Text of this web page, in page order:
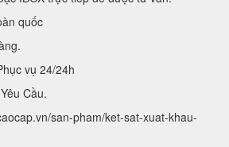
quốc
vụ 24/24h
Cầu.
san-pham/ket-sat-xuat-khau-